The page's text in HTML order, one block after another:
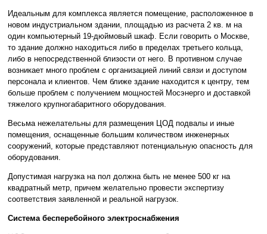
Идеальным для комплекса является помещение, расположенное в
новом индустриальном здании, площадью из расчета 2 кв. м на
один компьютерный 19-дюймовый шкаф. Если говорить о Москве,
то здание должно находиться либо в пределах третьего кольца,
либо в непосредственной близости от него. В противном случае
возникает много проблем с организацией линий связи и доступом
персонала и клиентов. Чем ближе здание находится к центру, тем
больше проблем с получением мощностей Мосэнерго и доставкой
тяжелого крупногабаритного оборудования.
Весьма нежелательны для размещения ЦОД подвалы и иные
помещения, оснащенные большим количеством инженерных
сооружений, которые представляют потенциальную опасность для
оборудования.
Допустимая нагрузка на пол должна быть не менее 500 кг на
квадратный метр, причем желательно провести экспертизу
соответствия заявленной и реальной нагрузок.
Система бесперебойного электроснабжения